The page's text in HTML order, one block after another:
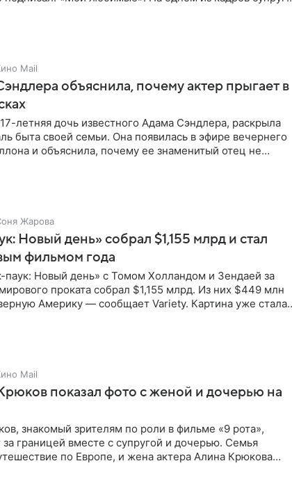
Mail
объяснила, почему актер прыгает в
летняя дочь известного Адама Сэндлера, раскрыла
быта своей семьи. Она появилась в эфире вечернего
и объяснила, почему ее знаменитый отец не
Жарова
Новый день» собрал $1,155 млрд и стал
фильмом года
Новый день» с Томом Холландом и Зендаей за
проката собрал $1,155 млрд. Из них $449 млн
Америку — сообщает Variety. Картина уже стала
Mail
показал фото с женой и дочерью на
знакомый зрителям по роли в фильме «9 рота»,
за границей вместе с супругой и дочерью. Семья
по Европе, и жена актера Алина Крюкова